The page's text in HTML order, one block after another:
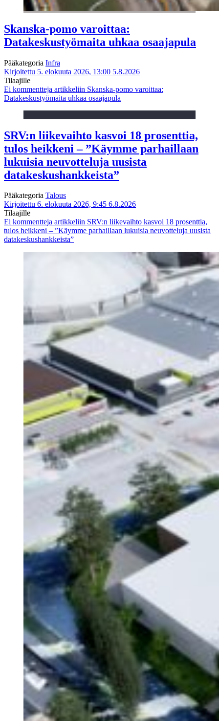
Skanska-pomo varoittaa:
Datakeskustyömaita uhkaa osaajapula
Pääkategoria Infra
Kirjoitettu 5. elokuuta 2026, 13:00 5.8.2026
Tilaajille
Ei kommentteja artikkeliin Skanska-pomo varoittaa:
Datakeskustyömaita uhkaa osaajapula
SRV:n liikevaihto kasvoi 18 prosenttia,
tulos heikkeni – ”Käymme parhaillaan
lukuisia neuvotteluja uusista
datakeskushankkeista”
Pääkategoria Talous
Kirjoitettu 6. elokuuta 2026, 9:45 6.8.2026
Tilaajille
Ei kommentteja artikkeliin SRV:n liikevaihto kasvoi 18 prosenttia,
tulos heikkeni – ”Käymme parhaillaan lukuisia neuvotteluja uusista
datakeskushankkeista”